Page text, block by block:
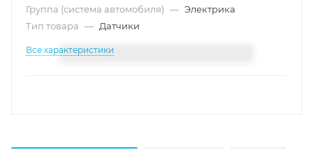
Группа (система автомобиля) — Электрика
Тип товара — Датчики
Все характеристики